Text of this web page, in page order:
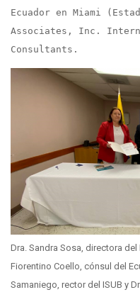
Ecuador en Miami
Associates, Inc.
Consultants.
Dra. Sandra Sosa, directora del
Fiorentino Coello, cónsul del
Samaniego, rector del ISUB y